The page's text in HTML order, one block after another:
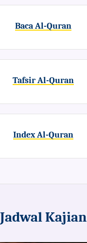
Baca Al-Quran
Tafsir Al-Quran
Index Al-Quran
Jadwal Kajian